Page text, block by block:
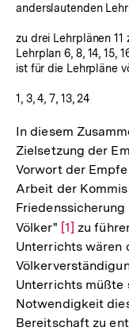
anderslautenden
zu drei Lehrplänen 11
Lehrplan 6, 8, 14, 15,
ist für die Lehrpläne
1, 3, 4, 7, 13, 24
In diesem
Zielsetzung der
Vorwort der
Arbeit der
Völker" Zur
Auflösung
der
Fußnote
[1] zu
Unterrichts wären
Unterrichts müßte
Notwendigkeit
Bereitschaft zu